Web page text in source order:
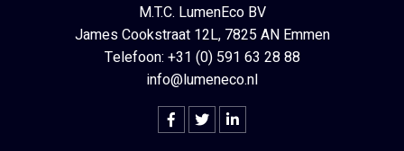
M.T.C. LumenEco BV
James Cookstraat 12L, 7825 AN Emmen
Telefoon: +31 (0) 591 63 28 88
info@lumeneco.nl